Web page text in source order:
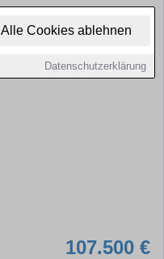
Alle Cookies ablehnen
Datenschutzerklärung
107.500 €